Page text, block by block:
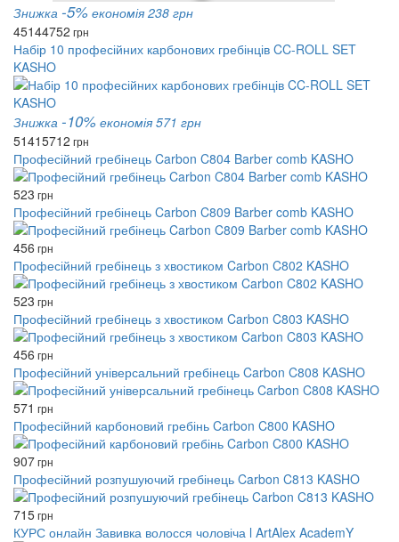
Знижка -5% економія 238 грн
45144752 грн
Набір 10 професійних карбонових гребінців CC-ROLL SET
KASHO
Знижка -10% економія 571 грн
51415712 грн
Професійний гребінець Carbon C804 Barber comb KASHO
523 грн
Професійний гребінець Carbon C809 Barber comb KASHO
456 грн
Професійний гребінець з хвостиком Carbon C802 KASHO
523 грн
Професійний гребінець з хвостиком Carbon C803 KASHO
456 грн
Професійний універсальний гребінець Carbon C808 KASHO
571 грн
Професійний карбоновий гребінь Carbon C800 KASHO
907грн
Професійний розпушуючий гребінець Carbon C813 KASHO
715грн
КУРС онлайн Завивка волосся чоловіча l ArtAlex AcademY